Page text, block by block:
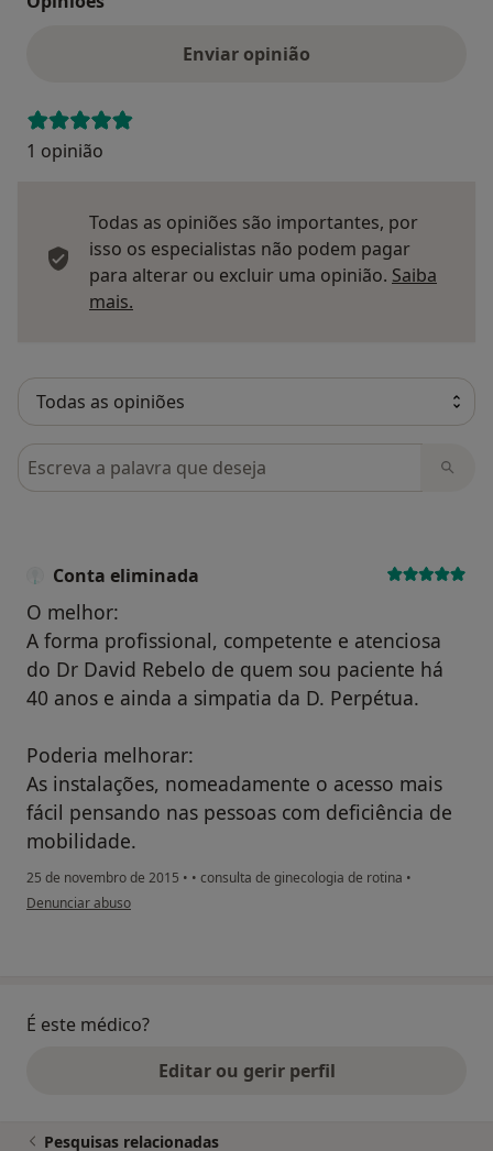
Enviar opinião
1 opinião
Todas as opiniões são importantes, por
isso os especialistas não podem pagar
para alterar ou excluir uma opinião. Saiba
mais.
Pesquisar em opiniões
Conta eliminada
O melhor:
A forma profissional, competente e atenciosa
do Dr David Rebelo de quem sou paciente há
40 anos e ainda a simpatia da D. Perpétua.
Poderia melhorar:
As instalações, nomeadamente o acesso mais
fácil pensando nas pessoas com deficiência de
mobilidade.
25 de novembro de 2015 • • consulta de ginecologia de rotina •
na opinião do utilizador Conta eliminada
Denunciar abuso
É este médico?
Editar ou gerir perfil
Pesquisas relacionadas